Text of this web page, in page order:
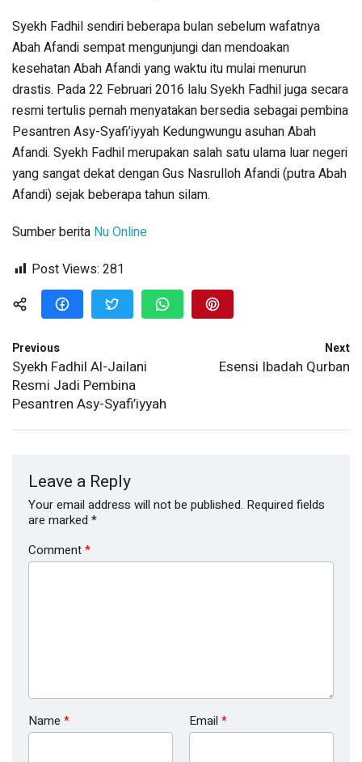
Syekh Fadhil sendiri beberapa bulan sebelum wafatnya
Abah Afandi sempat mengunjungi dan mendoakan
kesehatan Abah Afandi yang waktu itu mulai menurun
drastis. Pada 22 Februari 2016 lalu Syekh Fadhil juga secara
resmi tertulis pernah menyatakan bersedia sebagai pembina
Pesantren Asy-Syafi’iyyah Kedungwungu asuhan Abah
Afandi. Syekh Fadhil merupakan salah satu ulama luar negeri
yang sangat dekat dengan Gus Nasrulloh Afandi (putra Abah
Afandi) sejak beberapa tahun silam.
Sumber berita Nu Online
Post Views: 281
Previous
Syekh Fadhil Al-Jailani
Resmi Jadi Pembina
Pesantren Asy-Syafi’iyyah
Next
Esensi Ibadah Qurban
Leave a Reply
Your email address will not be published. Required fields
are marked *
Comment*
Name * Email *